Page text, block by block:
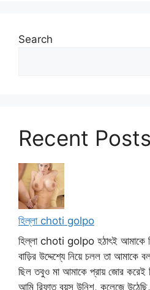
Search
Recent Posts
হিল্লা choti golpo
হিল্লা choti golpo হঠাৎই আমাকে
বাড়ির উদ্দেশ্যে নিয়ে চলল তা
ছিল তবুও মা আমাকে প্রায় জোর করেই
আমি রিফাত বয়স উনিশ, কলেজে